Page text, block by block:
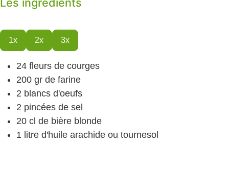
1x 2x 3x
24 fleurs de courges
200 gr de farine
2 blancs d'oeufs
2 pincées de sel
20 cl de bière blonde
1 litre d'huile arachide ou tournesol